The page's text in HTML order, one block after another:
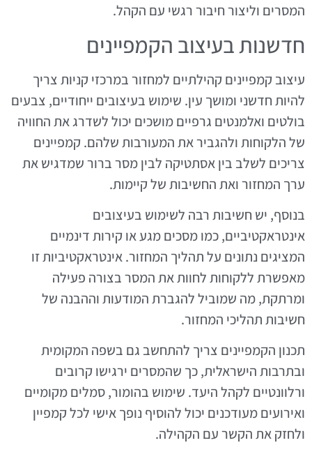
המסרים וליצור חיבור רגשי עם הקהל.
חדשנות בעיצוב הקמפיינים
עיצוב קמפיינים קהילתיים למחזור במרכזי קניות צריך
להיות חדשני ומושך עין. שימוש בעיצובים ייחודיים, צבעים
בולטים ואלמנטים גרפיים מושכים יכול לשדרג את החוויה
של הלקוחות ולהגביר את המעורבות שלהם. קמפיינים
צריכים לשלב בין אסתטיקה לבין מסר ברור שמדגיש את
ערך המחזור ואת החשיבות של קיימות.
בנוסף, יש חשיבות רבה לשימוש בעיצובים
אינטראקטיביים, כמו מסכים מגע או קירות דינמיים
המציגים נתונים על תהליך המחזור. אינטראקטיביות זו
מאפשרת ללקוחות לחוות את המסר בצורה פעילה
ומרתקת, מה שמוביל להגברת המודעות וההבנה של
חשיבות תהליכי המחזור.
תכנון הקמפיינים צריך להתחשב גם בשפה המקומית
ובתרבות הישראלית, כך שהמסרים ירגישו קרובים
ורלוונטיים לקהל היעד. שימוש בהומור, סמלים מקומיים
ואירועים מעודכנים יכול להוסיף נופך אישי לכל קמפיין
ולחזק את הקשר עם הקהילה.